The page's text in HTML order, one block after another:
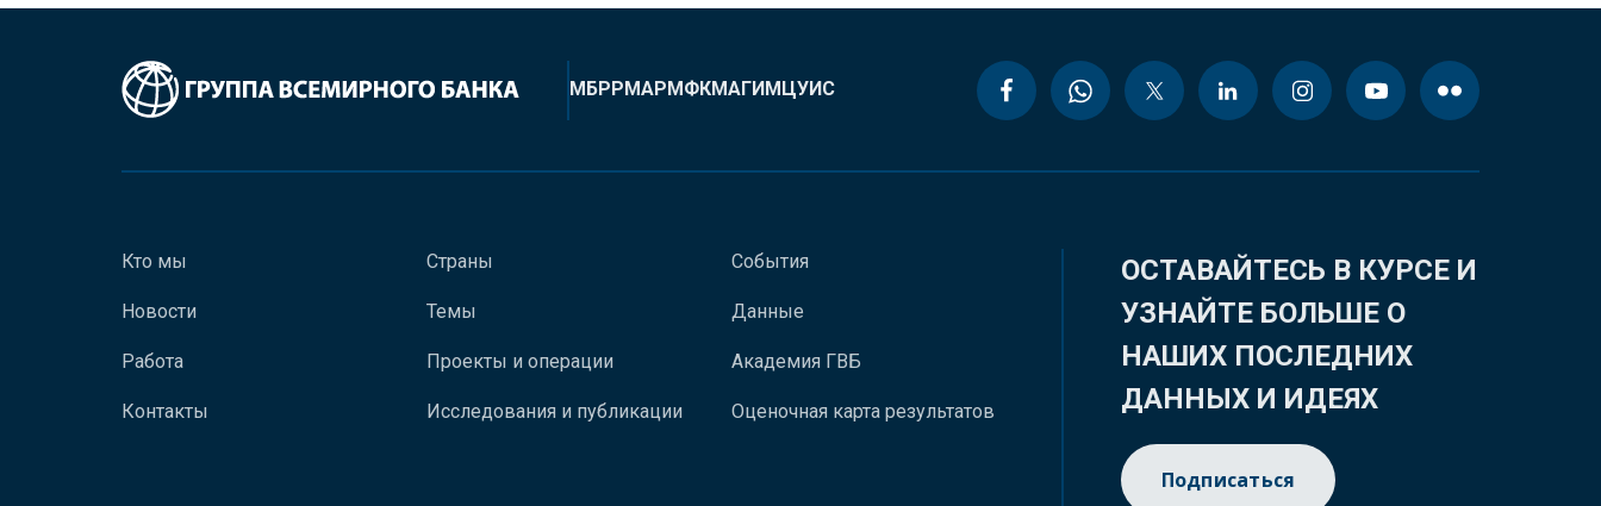
МБРРМАРМФКМАГИМЦУИС
Кто мы
Новости
Работа
Контакты
Страны
Темы
Проекты и операции
Исследования и публикации
События
Данные
Академия ГВБ
Оценочная карта результатов
ОСТАВАЙТЕСЬ В КУРСЕ И
УЗНАЙТЕ БОЛЬШЕ О
НАШИХ ПОСЛЕДНИХ
ДАННЫХ И ИДЕЯХ
Подписаться